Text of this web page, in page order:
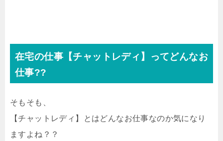
在宅の仕事【チャットレディ】ってどんなお
仕事??
そもそも、
【チャットレディ】とはどんなお仕事なのか気になり
ますよね？？